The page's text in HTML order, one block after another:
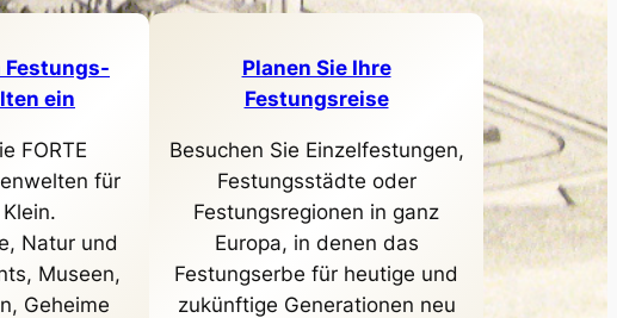
Festungs-
ein
FORTE
für
Natur und
Museen,
Geheime
Planen Sie Ihre
Festungsreise
Besuchen Sie Einzelfestungen,
Festungsstädte oder
Festungsregionen in ganz
Europa, in denen das
Festungserbe für heutige und
zukünftige Generationen neu